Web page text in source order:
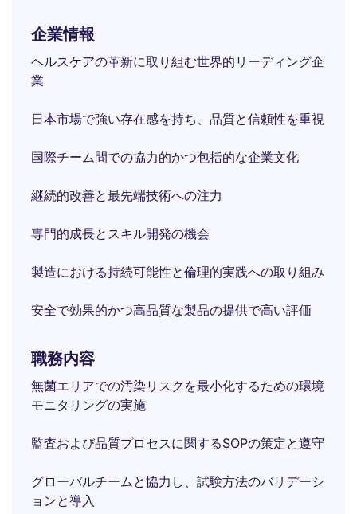
企業情報
ヘルスケアの革新に取り組む世界的リーディング企
業
日本市場で強い存在感を持ち、品質と信頼性を重視
国際チーム間での協力的かつ包括的な企業文化
継続的改善と最先端技術への注力
専門的成長とスキル開発の機会
製造における持続可能性と倫理的実践への取り組み
安全で効果的かつ高品質な製品の提供で高い評価
職務内容
無菌エリアでの汚染リスクを最小化するための環境
モニタリングの実施
監査および品質プロセスに関するSOPの策定と遵守
グローバルチームと協力し、試験方法のバリデーシ
ョンと導入